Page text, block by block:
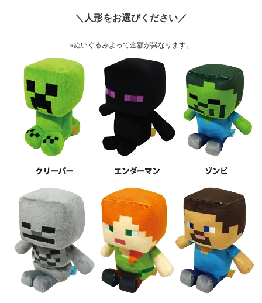
＼人形をお選びください／
※ぬいぐるみよって金額が異なります。